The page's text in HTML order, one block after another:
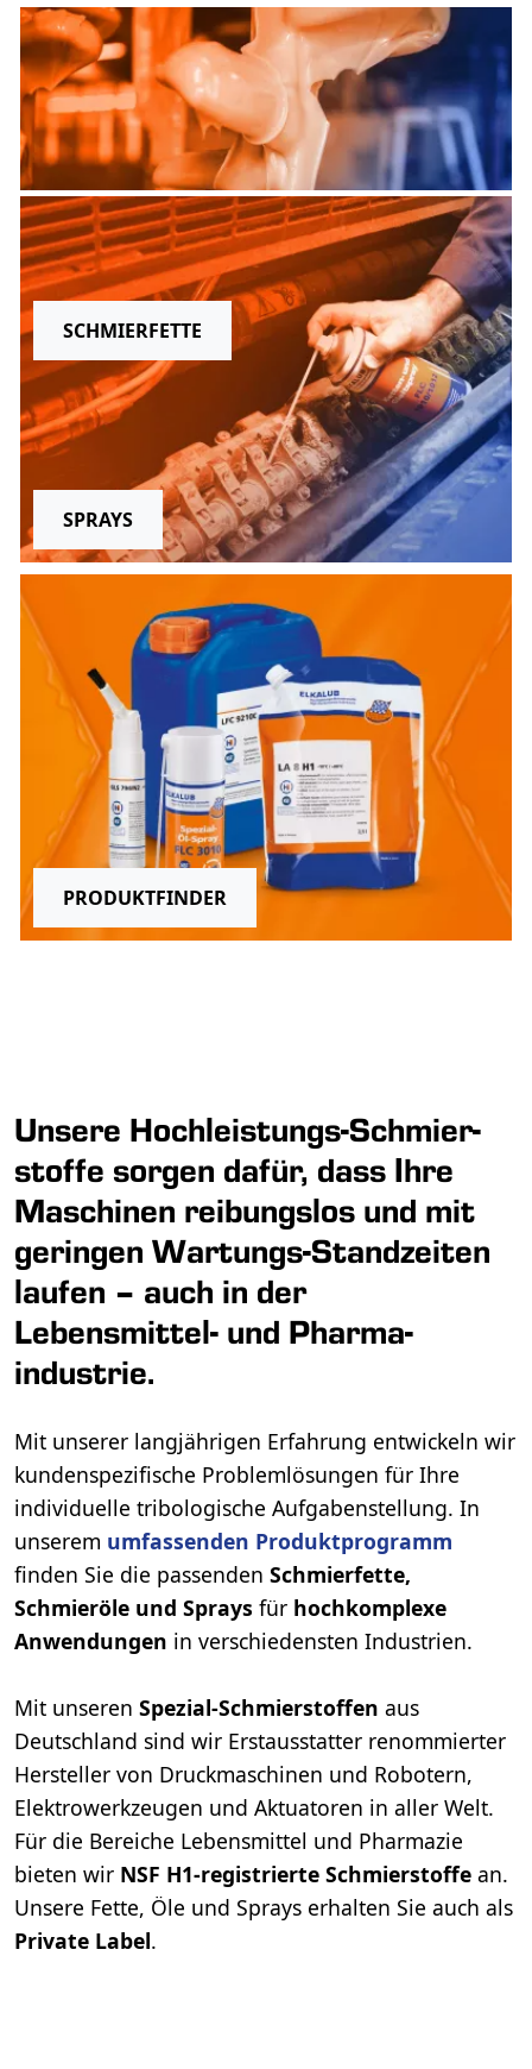
SCHMIERFETTE
SPRAYS
PRODUKTFINDER
Unsere Hoch­leistungs-Schmier­
stoffe sorgen dafür, dass Ihre
Maschinen reibungslos und mit
geringen Wartungs-Stand­zeiten
laufen – auch in der
Lebensmittel- und Pharma­
industrie.
Mit unserer langjährigen Erfahrung entwickeln wir
kunden­spezifische Problem­lösungen für Ihre
individuelle tribologische Aufgaben­stellung. In
unserem um­fassenden Produkt­programm
finden Sie die passenden Schmierfette,
Schmieröle und Sprays für hoch­komplexe
Anwendungen in verschiedensten Industrien.
Mit unseren Spezial-Schmierstoffen aus
Deutschland sind wir Erst­ausstatter renommierter
Hersteller von Druck­maschinen und Robotern,
Elektro­werkzeugen und Aktuatoren in aller Welt.
Für die Bereiche Lebensmittel und Pharmazie
bieten wir NSF H1-registrierte Schmier­stoffe an.
Unsere Fette, Öle und Sprays erhalten Sie auch als
Private Label.